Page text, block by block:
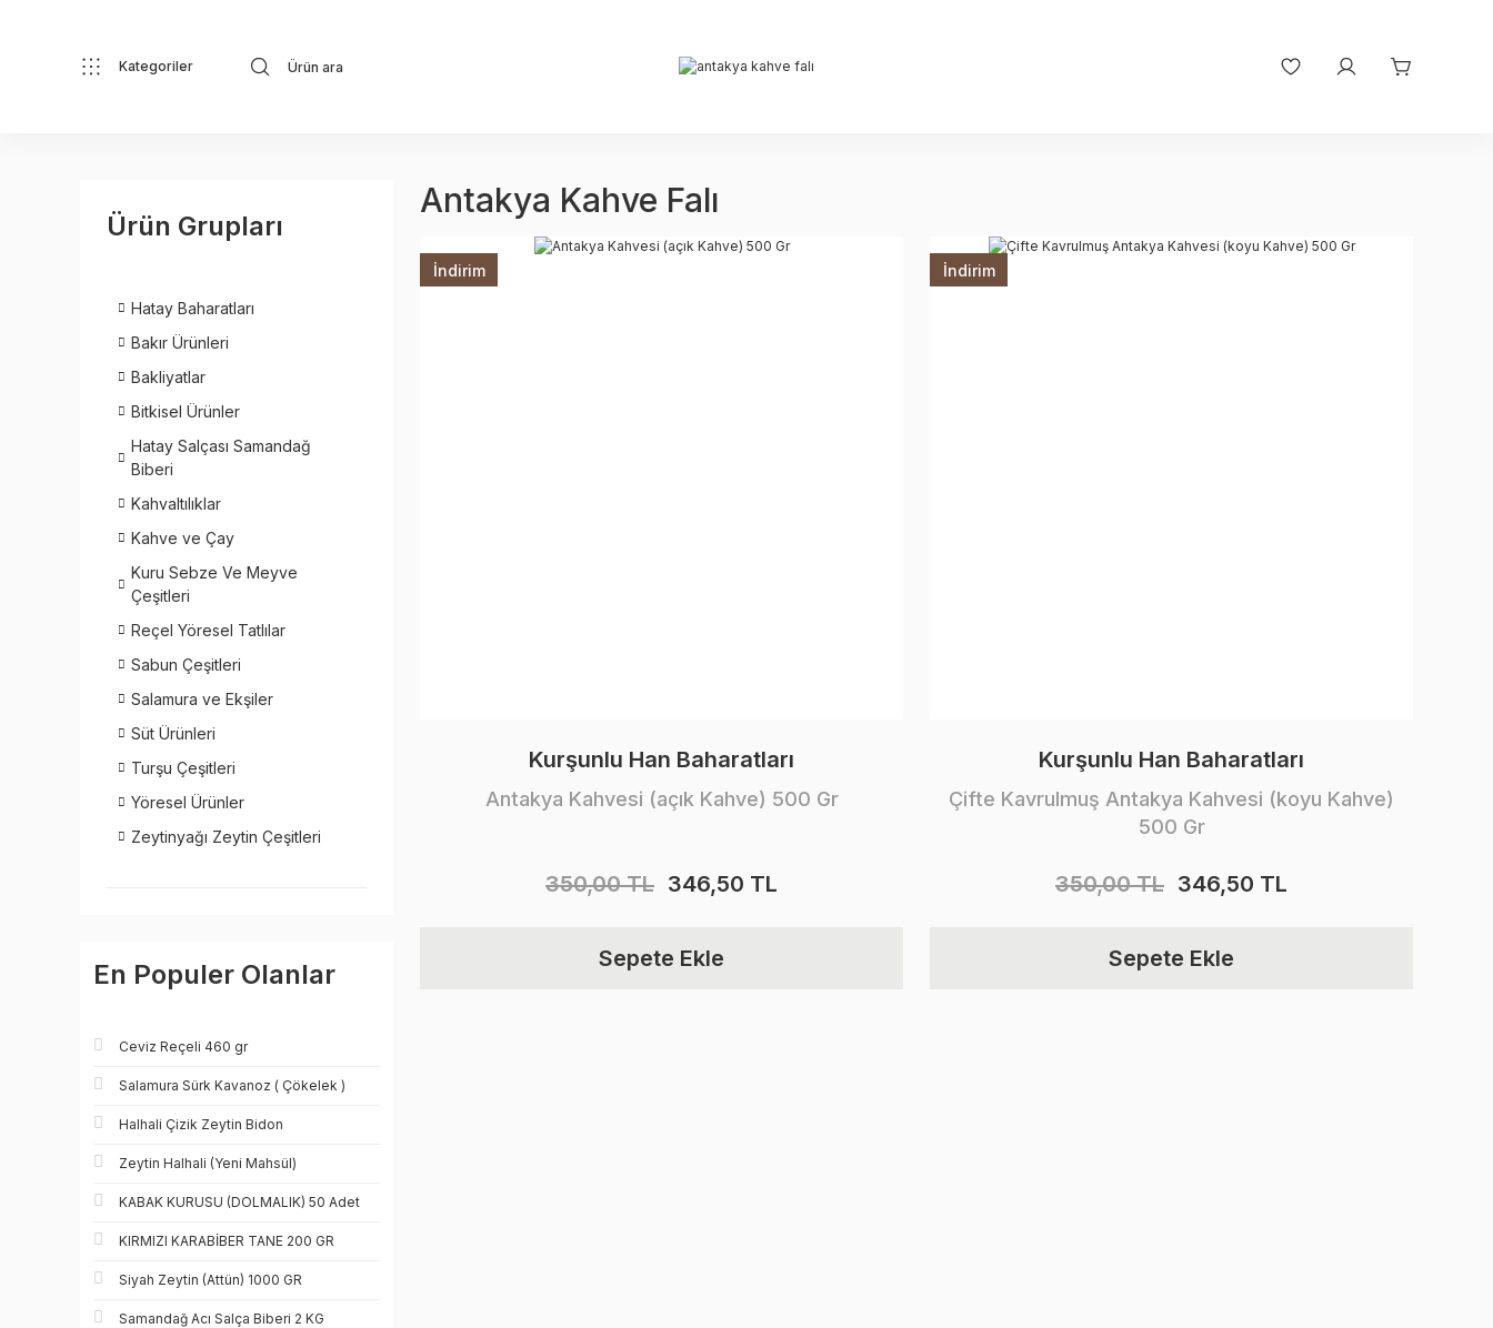
Kategoriler
Ürün Grupları
Hatay Baharatları
Bakır Ürünleri
Bakliyatlar
Bitkisel Ürünler
Hatay Salçası Samandağ
Biberi
Kahvaltılıklar
Kahve ve Çay
Kuru Sebze Ve Meyve
Çeşitleri
Reçel Yöresel Tatlılar
Sabun Çeşitleri
Salamura ve Ekşiler
Süt Ürünleri
Turşu Çeşitleri
Yöresel Ürünler
Zeytinyağı Zeytin Çeşitleri
En Populer Olanlar
Ceviz Reçeli 460 gr
Salamura Sürk Kavanoz ( Çökelek )
Halhali Çizik Zeytin Bidon
Zeytin Halhali (Yeni Mahsül)
KABAK KURUSU (DOLMALIK) 50 Adet
KIRMIZI KARABİBER TANE 200 GR
Siyah Zeytin (Attün) 1000 GR
Samandağ Acı Salça Biberi 2 KG
Antakya Kahve Falı
İndirim
Kurşunlu Han Baharatları
Antakya Kahvesi (açık Kahve) 500 Gr
350,00 TL 346,50 TL
Sepete Ekle
İndirim
Kurşunlu Han Baharatları
Çifte Kavrulmuş Antakya Kahvesi (koyu Kahve)
500 Gr
350,00 TL 346,50 TL
Sepete Ekle